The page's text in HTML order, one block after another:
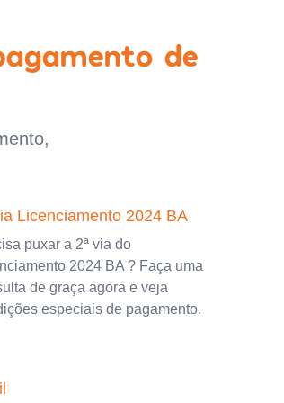
de
Licenciamento 2024 BA
puxar a 2ª via do
2024 BA ? Faça uma
de graça agora e veja
especiais de pagamento.